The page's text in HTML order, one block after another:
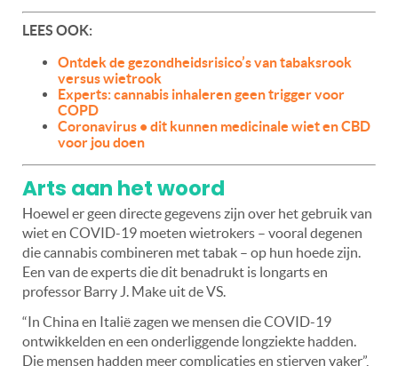
LEES OOK:
Ontdek de gezondheidsrisico’s van tabaksrook
versus wietrook
Experts: cannabis inhaleren geen trigger voor
COPD
Coronavirus • dit kunnen medicinale wiet en CBD
voor jou doen
Arts aan het woord
Hoewel er geen directe gegevens zijn over het gebruik van
wiet en COVID-19 moeten wietrokers – vooral degenen
die cannabis combineren met tabak – op hun hoede zijn.
Een van de experts die dit benadrukt is longarts en
professor Barry J. Make uit de VS.
“In China en Italië zagen we mensen die COVID-19
ontwikkelden en een onderliggende longziekte hadden.
Die mensen hadden meer complicaties en stierven vaker”,